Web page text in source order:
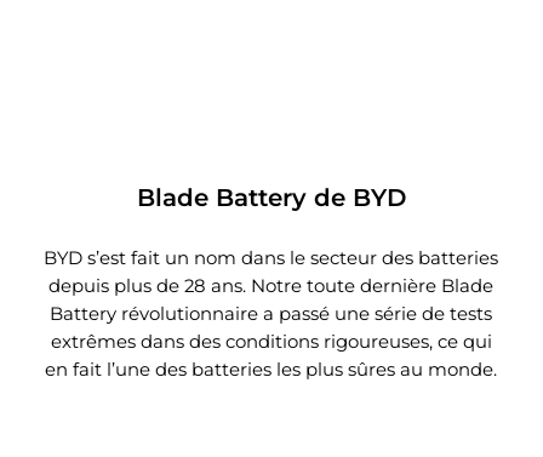
Blade Battery de BYD
BYD s’est fait un nom dans le secteur des batteries
depuis plus de 28 ans. Notre toute dernière Blade
Battery révolutionnaire a passé une série de tests
extrêmes dans des conditions rigoureuses, ce qui
en fait l’une des batteries les plus sûres au monde.